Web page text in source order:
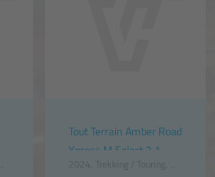
Unisex
Tout Terrain Amber Road
Xpress M Select 3.1
Schwarz Glnzend
2024 Trekking / Touring Unisex